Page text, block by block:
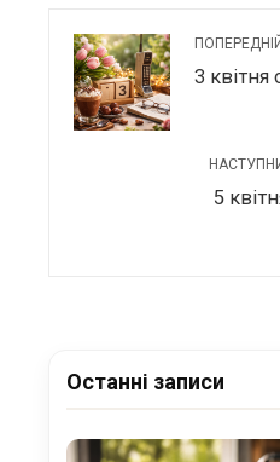
3 квітня
5
Останні записи